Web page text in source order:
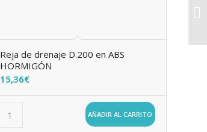
Reja de drenaje D.200 en ABS
HORMIGÓN
15,36€
AÑADIR AL CARRITO